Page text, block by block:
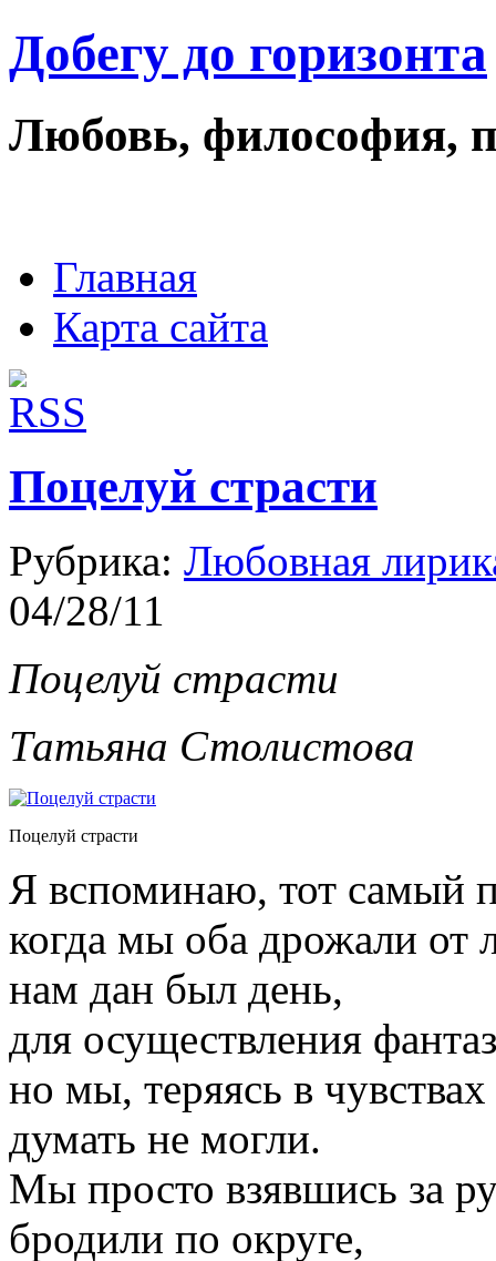
Добегу до горизонта
Любовь, философия,
Главная
Карта сайта
Поцелуй страсти
Рубрика: Любовная
04/28/11
Поцелуй страсти
Татьяна Столистова
Поцелуй страсти
Я вспоминаю, тот самый
когда мы оба дрожали от
нам дан был день,
для осуществления
но мы, теряясь в чувствах
думать не могли.
Мы просто взявшись за
бродили по округе,